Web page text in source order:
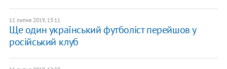
11 липня 2019, 13:11
Ще один український футболіст перейшов у
російський клуб